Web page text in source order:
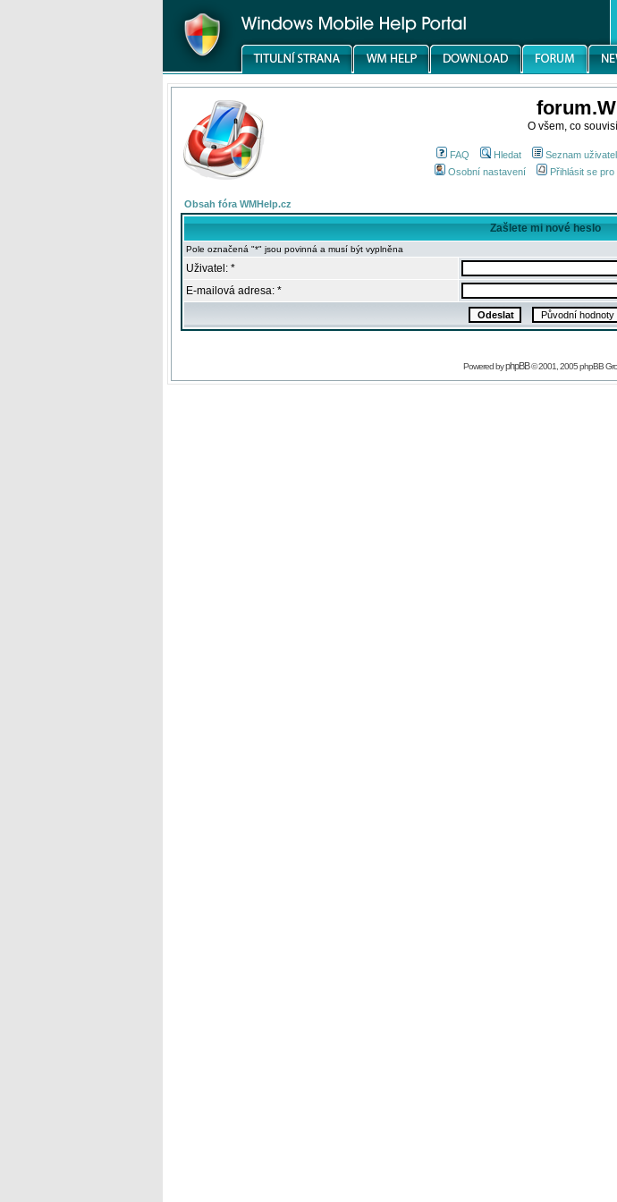
O všem, co
FAQ Hledat Seznam
Osobní nastavení
Přihlásit se
Obsah fóra WMHelp.cz
Zašlete mi nové heslo
Pole označená "*" jsou povinná a musí být vyplněna
Uživatel: *
E-mailová adresa: *
Powered byphpBB© 2001, 2005 phpBB